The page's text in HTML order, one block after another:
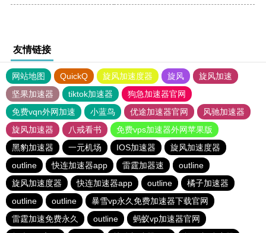
友情链接
网站地图 QuickQ 旋风加速度器 旋风
旋风加速
坚果加速器
tiktok加速器
狗急加速器官网
免费vqn外网加速
小蓝鸟 优途加速器官网
风驰加速器
旋风加速器
八戒看书
免费vps加速器外网苹果版
黑豹加速器
一元机场 IOS加速器
旋风加速度器
outline
快连加速器app 雷霆加器速
outline
旋风加速度器
快连加速器app outline
橘子加速器
outline
outline
暴雪vp永久免费加速器下载官网
雷霆加速免费永久
outline
蚂蚁vp加速器官网